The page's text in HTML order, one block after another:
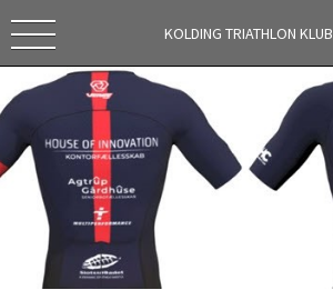
KOLDING TRIATHLON KLUB